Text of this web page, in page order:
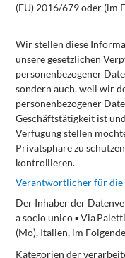
(EU) 2016/679 oder (im
Wir stellen diese
unsere gesetzlichen
personenbezogener
sondern auch, weil wir
personenbezogener
Geschäftstätigkeit ist
Verfügungstellen
Privatsphärezu schützen
kontrollieren.
Verantwortlicherfürdie
Der Inhaberder
asociounico▪Via Paletti
(Mo), Italien, im
Kategorien der